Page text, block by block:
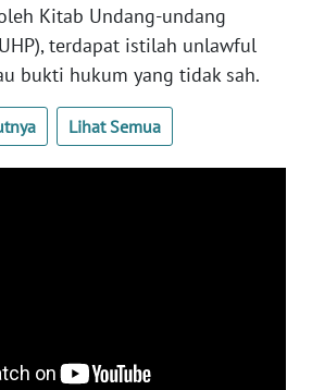
Kitab Undang-undang
terdapat istilah unlawful
bukti hukum yang tidak sah.
Lihat Semua